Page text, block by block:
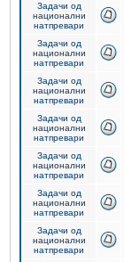
Задачи од
национални
натпревари
Задачи од
национални
натпревари
Задачи од
национални
натпревари
Задачи од
национални
натпревари
Задачи од
национални
натпревари
Задачи од
национални
натпревари
Задачи од
национални
натпревари